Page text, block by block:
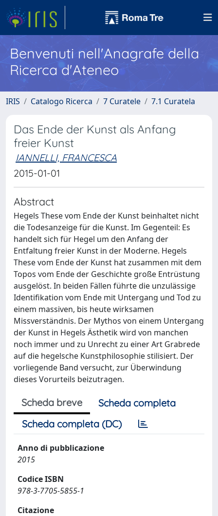
Benvenuti nell'Anagrafe della
Ricerca d'Ateneo
IRIS Catalogo Ricerca 7 Curatele 7.1 Curatela
Das Ende der Kunst als Anfang
freier Kunst
IANNELLI, FRANCESCA
2015-01-01
Abstract
Hegels These vom Ende der Kunst beinhaltet nicht
die Todesanzeige für die Kunst. Im Gegenteil: Es
handelt sich für Hegel um den Anfang der
Entfaltung freier Kunst in der Moderne. Hegels
These vom Ende der Kunst hat zusammen mit dem
Topos vom Ende der Geschichte große Entrüstung
ausgelöst. In beiden Fällen führte die unzulässige
Identifikation vom Ende mit Untergang und Tod zu
einem massiven, bis heute wirksamen
Missverständnis. Der Mythos von einem Untergang
der Kunst in Hegels Ästhetik wird von manchen
noch immer und zu Unrecht zu einer Art Grabrede
auf die hegelsche Kunstphilosophie stilisiert. Der
vorliegende Band versucht, zur Überwindung
dieses Vorurteils beizutragen.
Scheda breve
Scheda completa
Scheda completa (DC)
Anno di pubblicazione
2015
Codice ISBN
978-3-7705-5855-1
Citazione